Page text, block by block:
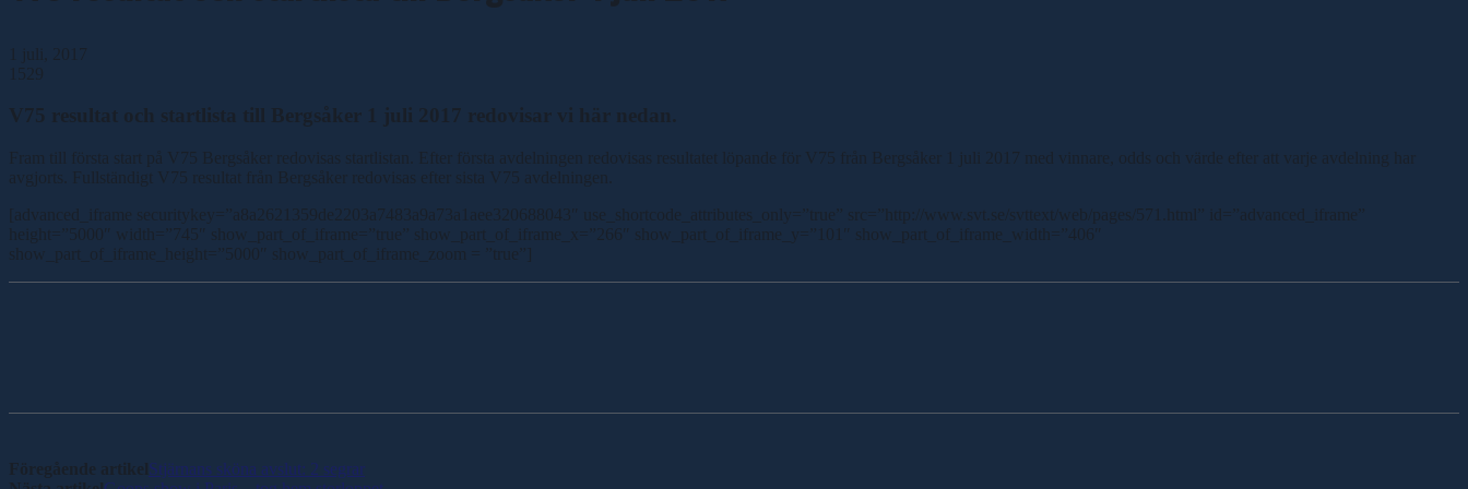
1 juli, 2017
1529
V75 resultat och startlista till Bergsåker 1 juli 2017 redovisar vi här nedan.
Fram till första start på V75 Bergsåker redovisas startlistan. Efter första avdelningen redovisas resultatet löpande för V75 från Bergsåker 1 juli 2017 med vinnare, odds och värde efter att varje avdelning har
avgjorts. Fullständigt V75 resultat från Bergsåker redovisas efter sista V75 avdelningen.
[advanced_iframe securitykey=”a8a2621359de2203a7483a9a73a1aee320688043″ use_shortcode_attributes_only=”true” src=”http://www.svt.se/svttext/web/pages/571.html” id=”advanced_iframe”
height=”5000″ width=”745″ show_part_of_iframe=”true” show_part_of_iframe_x=”266″ show_part_of_iframe_y=”101″ show_part_of_iframe_width=”406″
show_part_of_iframe_height=”5000″ show_part_of_iframe_zoom = ”true”]
Föregående artikelStjärnans sköna avslut: 2 segrar